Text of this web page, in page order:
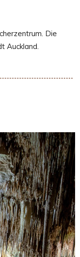
Die
Auckland.